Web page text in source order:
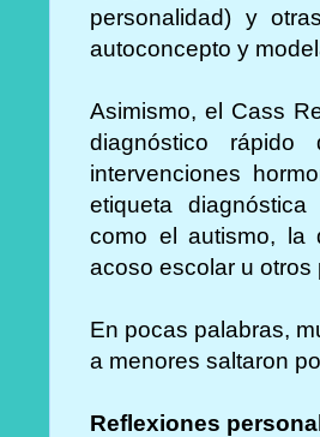
personalidad) y
autoconcepto y
Asimismo, el Cass
diagnóstico
intervenciones
etiqueta
como el autismo, la
acoso escolar u
En pocas palabras,
a menores saltaron
Reflexiones